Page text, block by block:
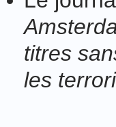
titres
les